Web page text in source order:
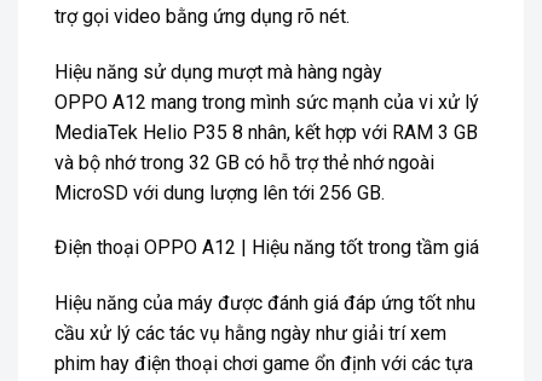
trợ gọi video bằng ứng dụng rõ nét.
Hiệu năng sử dụng mượt mà hàng ngày
OPPO A12 mang trong mình sức mạnh của vi xử lý
MediaTek Helio P35 8 nhân, kết hợp với RAM 3 GB
và bộ nhớ trong 32 GB có hỗ trợ thẻ nhớ ngoài
MicroSD với dung lượng lên tới 256 GB.
Điện thoại OPPO A12 | Hiệu năng tốt trong tầm giá
Hiệu năng của máy được đánh giá đáp ứng tốt nhu
cầu xử lý các tác vụ hằng ngày như giải trí xem
phim hay điện thoại chơi game ổn định với các tựa